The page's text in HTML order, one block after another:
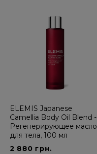
ELEMIS Japanese
Camellia Body Oil Blend -
Регенерирующее масло
для тела, 100 мл
2 880 грн.